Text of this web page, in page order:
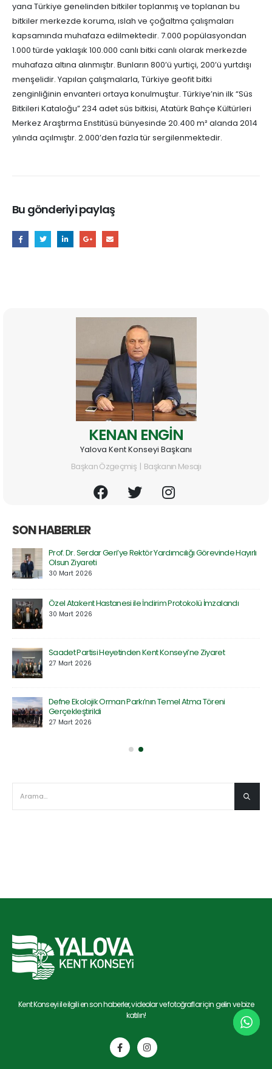
yana Türkiye genelinden bitkiler toplanmış ve toplanan bu
bitkiler merkezde koruma, ıslah ve çoğaltma çalışmaları
kapsamında muhafaza edilmektedir. 7.000 popülasyondan
1.000 türde yaklaşık 100.000 canlı bitki canlı olarak merkezde
muhafaza altına alınmıştır. Bunların 800’ü yurtiçi, 200’ü yurtdışı
menşelidir. Yapılan çalışmalarla, Türkiye geofit bitki
zenginliğinin envanteri ortaya konulmuştur. Türkiye’nin ilk “Süs
Bitkileri Kataloğu” 234 adet süs bitkisi, Atatürk Bahçe Kültürleri
Merkez Araştırma Enstitüsü bünyesinde 20.400 m² alanda 2014
yılında açılmıştır. 2.000’den fazla tür sergilenmektedir.
Bu gönderiyi paylaş
KENAN ENGİN
Yalova Kent Konseyi Başkanı
Başkan Özgeçmiş | Başkanın Mesajı
SON HABERLER
Prof. Dr. Serdar Geri’ye Rektör Yardımcılığı Görevinde Hayırlı
Olsun Ziyareti
30 Mart 2026
Özel Atakent Hastanesi ile İndirim Protokolü İmzalandı
30 Mart 2026
Saadet Partisi Heyetinden Kent Konseyi’ne Ziyaret
27 Mart 2026
Defne Ekolojik Orman Parkı’nın Temel Atma Töreni
Gerçekleştirildi
27 Mart 2026
Kent Konseyi ile ilgili en son haberler, videolar ve fotoğraflar için gelin ve bize
katılın!